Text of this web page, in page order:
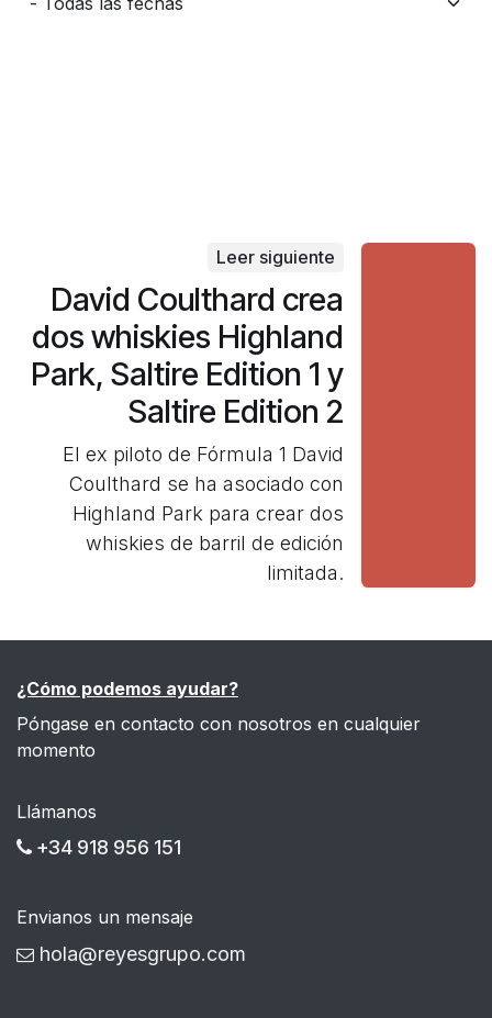
Leer siguiente
David Coulthard crea
dos whiskies Highland
Park, Saltire Edition 1 y
Saltire Edition 2
El ex piloto de Fórmula 1 David
Coulthard se ha asociado con
Highland Park para crear dos
whiskies de barril de edición
limitada.
¿Cómo podemos ayudar?
Póngase en contacto con nosotros en cualquier
momento
Llámanos
+34 918 956 151
Envianos un mensaje
hola@reyesgrupo.com